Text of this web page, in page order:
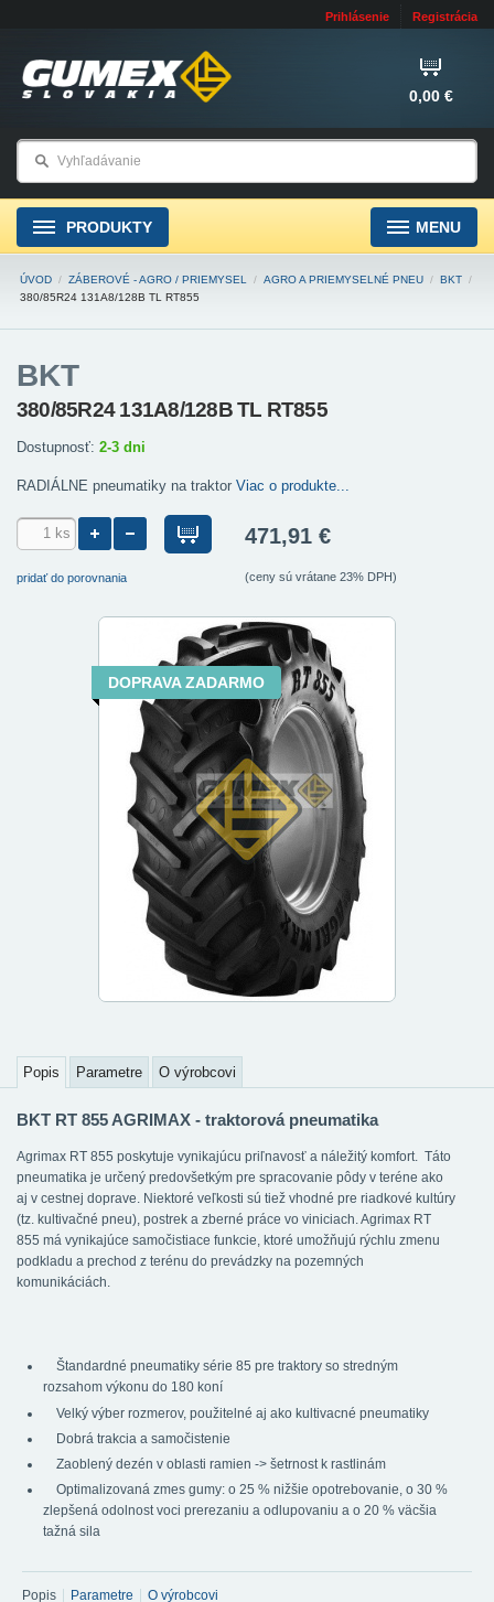
Prihlásenie Registrácia
0,00 €
PRODUKTY MENU
ÚVOD / ZÁBEROVÉ - AGRO / PRIEMYSEL / AGRO A PRIEMYSELNÉ PNEU / BKT /
380/85R24 131A8/128B TL RT855
BKT
380/85R24 131A8/128B TL RT855
Dostupnosť: 2-3 dni
RADIÁLNE pneumatiky na traktor Viac o produkte...
pridať do porovnania
471,91 €
(ceny sú vrátane 23% DPH)
DOPRAVA ZADARMO
Popis Parametre O výrobcovi
BKT RT 855 AGRIMAX - traktorová pneumatika
Agrimax RT 855 poskytuje vynikajúcu priľnavosť a náležitý komfort. Táto
pneumatika je určený predovšetkým pre spracovanie pôdy v teréne ako
aj v cestnej doprave. Niektoré veľkosti sú tiež vhodné pre riadkové kultúry
(tz. kultivačné pneu), postrek a zberné práce vo viniciach. Agrimax RT
855 má vynikajúce samočistiace funkcie, ktoré umožňujú rýchlu zmenu
podkladu a prechod z terénu do prevádzky na pozemných
komunikáciách.
Štandardné pneumatiky série 85 pre traktory so stredným
rozsahom výkonu do 180 koní
Velký výber rozmerov, použitelné aj ako kultivacné pneumatiky
Dobrá trakcia a samočistenie
Zaoblený dezén v oblasti ramien -> šetrnost k rastlinám
Optimalizovaná zmes gumy: o 25 % nižšie opotrebovanie, o 30 %
zlepšená odolnost voci prerezaniu a odlupovaniu a o 20 % väcšia
tažná sila
Popis Parametre O výrobcovi